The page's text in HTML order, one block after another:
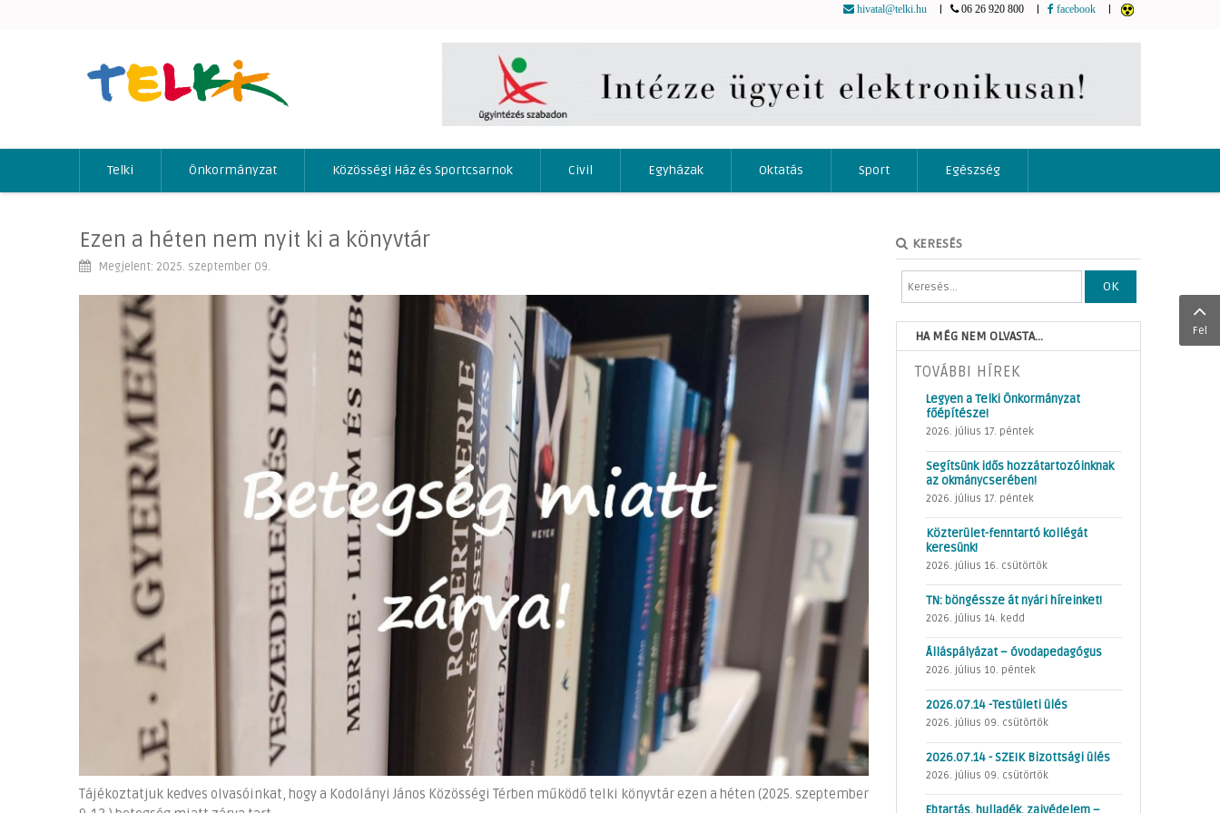
hivatal@telki.hu 06 26 920 800 facebook
Telki Önkormányzat Közösségi Ház és Sportcsarnok Civil Egyházak Oktatás Sport Egészség
Ezen a héten nem nyit ki a könyvtár
Megjelent: 2025. szeptember 09.
Tájékoztatjuk kedves olvasóinkat, hogy a Kodolányi János Közösségi Térben működő telki könyvtár ezen a héten (2025. szeptember
KERESÉS
OK
HA MÉG NEM OLVASTA...
TOVÁBBI HÍREK
Legyen a Telki Önkormányzat
főépítésze!
2026. július 17. péntek
Segítsünk idős hozzátartozóinknak
az okmánycserében!
2026. július 17. péntek
Közterület-fenntartó kollégát
keresünk!
2026. július 16. csütörtök
TN: böngéssze át nyári híreinket!
2026. július 14. kedd
Álláspályázat – óvodapedagógus
2026. július 10. péntek
2026.07.14 -Testületi ülés
2026. július 09. csütörtök
2026.07.14 - SZEIK Bizottsági ülés
2026. július 09. csütörtök
Ebtartás, hulladék, zajvédelem –
Fel